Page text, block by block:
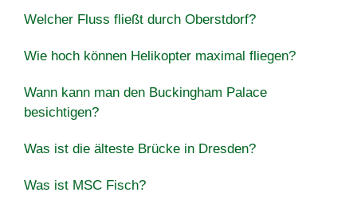
Welcher Fluss fließt durch Oberstdorf?
Wie hoch können Helikopter maximal fliegen?
Wann kann man den Buckingham Palace
besichtigen?
Was ist die älteste Brücke in Dresden?
Was ist MSC Fisch?